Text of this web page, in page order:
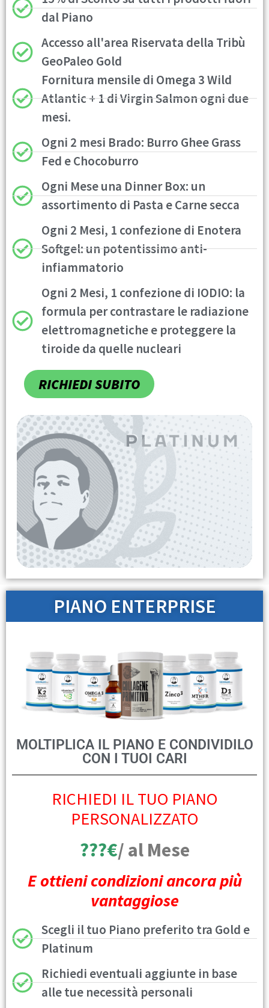
dal Piano
Accesso all'area Riservata della Tribù
GeoPaleo Gold
Fornitura mensile di Omega 3 Wild
Atlantic + 1 di Virgin Salmon ogni due
mesi.
Ogni 2 mesi Brado: Burro Ghee Grass
Fed e Chocoburro
Ogni Mese una Dinner Box: un
assortimento di Pasta e Carne secca
Ogni 2 Mesi, 1 confezione di Enotera
Softgel: un potentissimo anti-
infiammatorio
Ogni 2 Mesi, 1 confezione di IODIO: la
formula per contrastare le radiazione
elettromagnetiche e proteggere la
tiroide da quelle nucleari
RICHIEDI SUBITO
PIANO ENTERPRISE
MOLTIPLICA IL PIANO E CONDIVIDILO
CON I TUOI CARI
RICHIEDI IL TUO PIANO
PERSONALIZZATO
???€/ al Mese
E ottieni condizioni ancora più
vantaggiose
Scegli il tuo Piano preferito tra Gold e
Platinum
Richiedi eventuali aggiunte in base
alle tue necessità personali